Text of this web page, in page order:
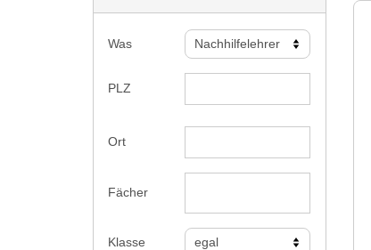
Was
PLZ
Ort
Fächer
Klasse